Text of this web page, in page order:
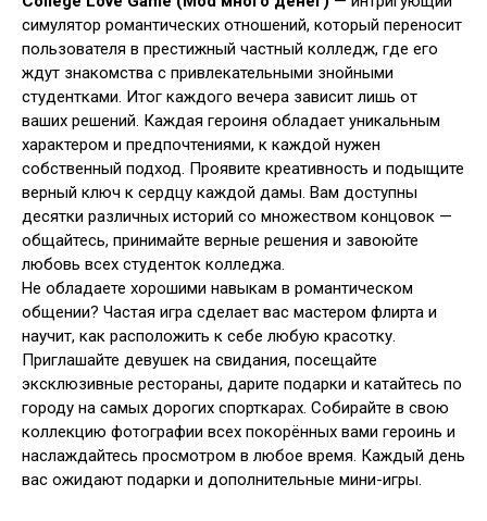
симулятор романтических отношений, который переносит
пользователя в престижный частный колледж, где его
ждут знакомства с привлекательными знойными
студентками. Итог каждого вечера зависит лишь от
ваших решений. Каждая героиня обладает уникальным
характером и предпочтениями, к каждой нужен
собственный подход. Проявите креативность и подыщите
верный ключ к сердцу каждой дамы. Вам доступны
десятки различных историй со множеством концовок —
общайтесь, принимайте верные решения и завоюйте
любовь всех студенток колледжа.
Не обладаете хорошими навыкам в романтическом
общении? Частая игра сделает вас мастером флирта и
научит, как расположить к себе любую красотку.
Приглашайте девушек на свидания, посещайте
эксклюзивные рестораны, дарите подарки и катайтесь по
городу на самых дорогих спорткарах. Собирайте в свою
коллекцию фотографии всех покорённых вами героинь и
наслаждайтесь просмотром в любое время. Каждый день
вас ожидают подарки и дополнительные мини-игры.